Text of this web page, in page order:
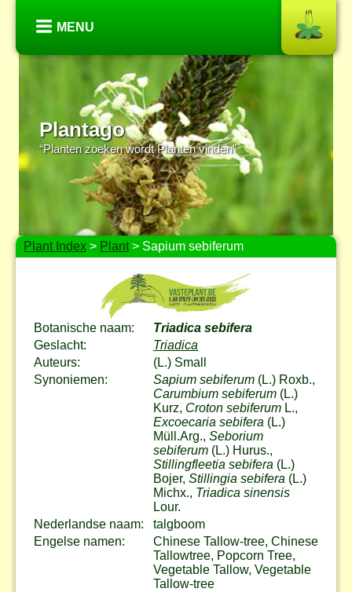
MENU
Plantago
“Planten zoeken wordt Planten vinden”
Plant Index > Plant> Sapium sebiferum
Botanische naam:
Triadica sebifera
Geslacht:
Triadica
Auteurs:
(L.) Small
Synoniemen:
Sapium sebiferum (L.) Roxb.,
Carumbium sebiferum (L.)
Kurz, Croton sebiferum L.,
Excoecaria sebifera (L.)
Müll.Arg., Seborium
sebiferum (L.) Hurus.,
Stillingfleetia sebifera (L.)
Bojer, Stillingia sebifera (L.)
Michx., Triadica sinensis
Lour.
Nederlandse naam:
talgboom
Engelse namen:
Chinese Tallow-tree, Chinese
Tallowtree, Popcorn Tree,
Vegetable Tallow, Vegetable
Tallow-tree